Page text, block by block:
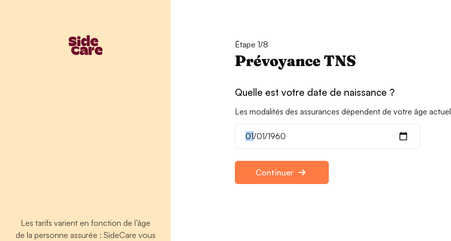
Les tarifs varient en fonction de l’âge
de la personne assurée : SideCare vous
Étape 1/8
Prévoyance TNS
Quelle est votre date de naissance ?
Les modalités des assurances dépendent de votre âge actuel
Continuer